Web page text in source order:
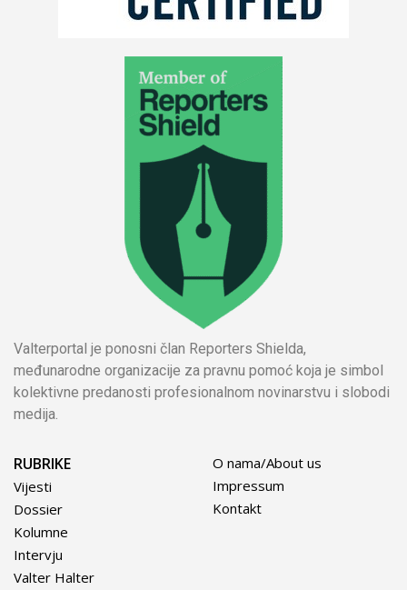
Valterportal je ponosni član Reporters Shielda,
međunarodne organizacije za pravnu pomoć koja je simbol
kolektivne predanosti profesionalnom novinarstvu i slobodi
medija.
RUBRIKE
Vijesti
Dossier
Kolumne
Intervju
Valter Halter
O nama/About us
Impressum
Kontakt